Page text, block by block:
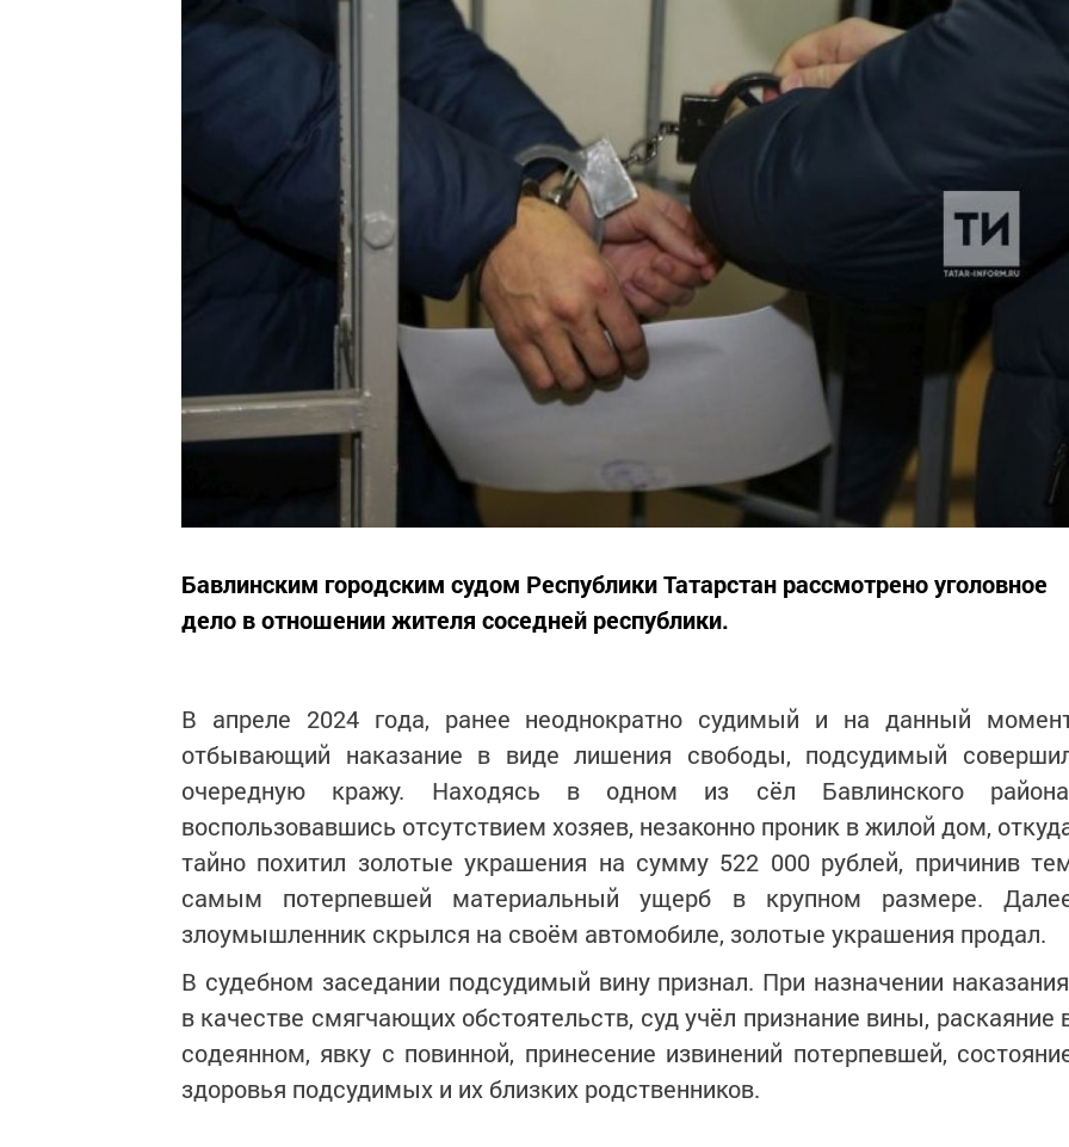
Бавлинским городским судом Республики Татарстан рассмотрено уголовное
дело в отношении жителя соседней республики.
В апреле 2024 года, ранее неоднократно судимый и на данный
отбывающий наказание в виде лишения свободы, подсудимый
очередную кражу. Находясь в одном из сёл Бавлинского
воспользовавшись отсутствием хозяев, незаконно проник в жилой дом,
тайно похитил золотые украшения на сумму 522 000 рублей, причинив
самым потерпевшей материальный ущерб в крупном размере.
злоумышленник скрылся на своём автомобиле, золотые украшения продал.
В судебном заседании подсудимый вину признал. При назначении
в качестве смягчающих обстоятельств, суд учёл признание вины, раскаяние
содеянном, явку с повинной, принесение извинений потерпевшей,
здоровья подсудимых и их близких родственников.